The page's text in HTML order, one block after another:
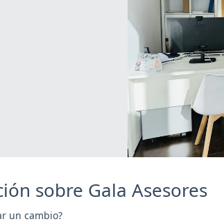
sobre Gala Asesores
un cambio?